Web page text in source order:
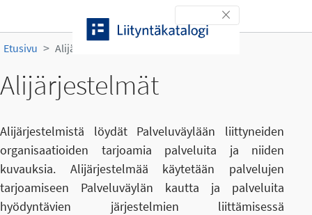
Toggle navigation
Etusivu Alijärjestelmät
Alijärjestelmät
Alijärjestelmistä löydät Palveluväylään liittyneiden
organisaatioiden tarjoamia palveluita ja niiden
kuvauksia. Alijärjestelmää käytetään palvelujen
tarjoamiseen Palveluväylän kautta ja palveluita
hyödyntävien järjestelmien liittämisessä